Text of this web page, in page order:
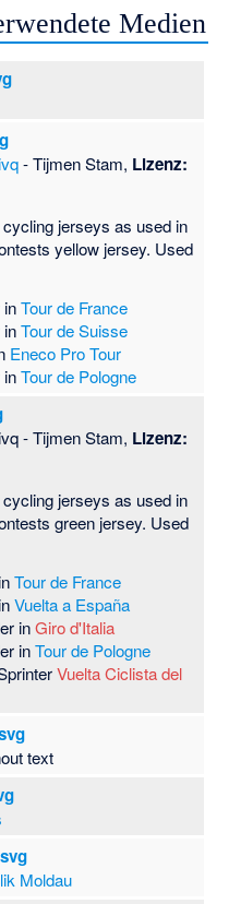
Medien
- Tijmen Stam, Lizenz:
jerseys as used in
yellow jersey. Used
inTour de France
inTour de Suisse
Eneco Pro Tour
inTour de Pologne
- Tijmen Stam, Lizenz:
jerseys as used in
green jersey. Used
Tour de France
Vuelta a España
inGiro d'Italia
inTour de Pologne
Vuelta Ciclista del
text
Moldau